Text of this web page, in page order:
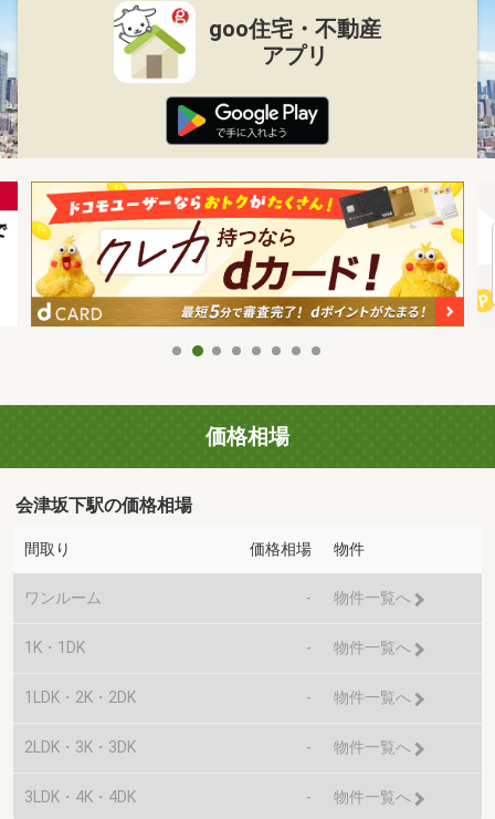
goo住宅・不動産
アプリ
価格相場
会津坂下駅の価格相場
間取り 価格相場 物件
ワンルーム - 物件一覧へ
1K・1DK - 物件一覧へ
1LDK・2K・2DK - 物件一覧へ
2LDK・3K・3DK - 物件一覧へ
3LDK・4K・4DK - 物件一覧へ